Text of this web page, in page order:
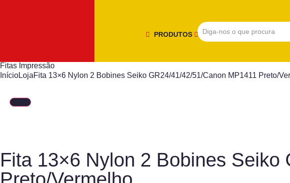
PRODUTOS
Fitas Impressão
InícioLojaFita 13×6 Nylon 2 Bobines Seiko GR24/41/42/51/Canon MP1411 Preto/
Fita 13×6 Nylon 2 Bobines Seiko